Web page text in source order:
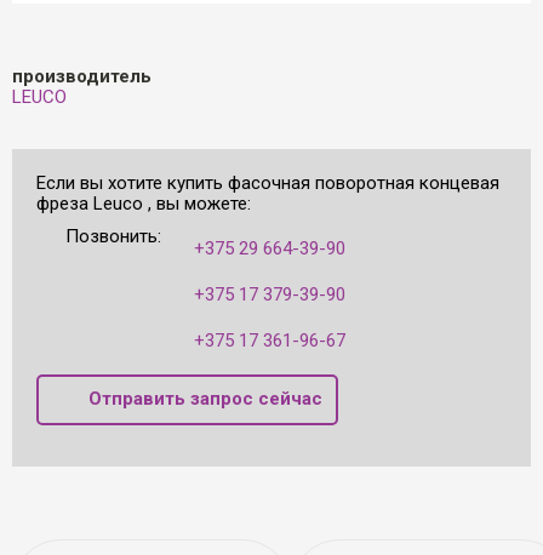
производитель
LEUCO
Если вы хотите купить фасочная поворотная концевая
фреза Leuco , вы можете:
Позвонить:
+375 29 664-39-90
+375 17 379-39-90
+375 17 361-96-67
Отправить запрос сейчас